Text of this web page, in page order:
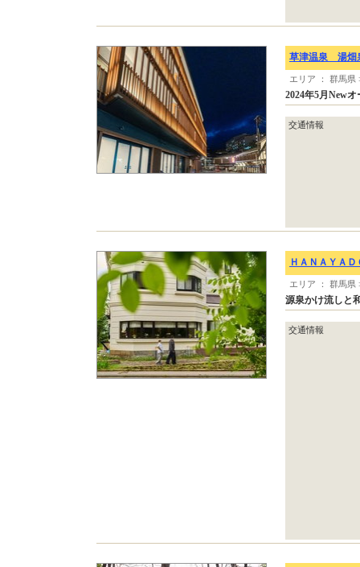
草津温泉 湯畑
エリア ： 群馬県
2024年5月New
交通情報
ＨＡＮＡＹＡ
エリア ： 群馬県
源泉かけ流しと
交通情報